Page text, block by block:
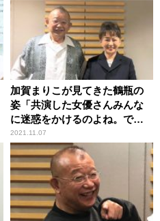
加賀まりこが見てきた鶴瓶の
姿「共演した女優さんみんな
に迷惑をかけるのよね。でも
好かれる」
2021.11.07